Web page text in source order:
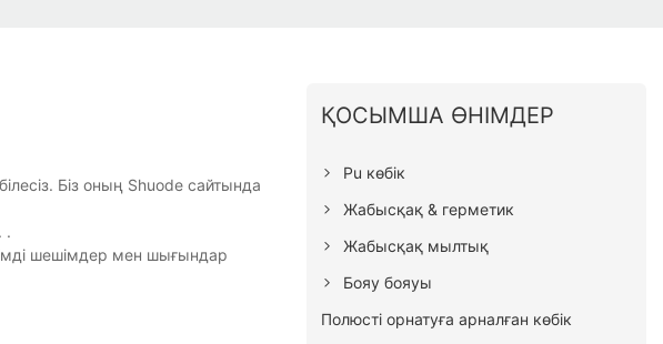
Біз оның Shuode сайтында
.
шешімдер мен шығындар
ҚОСЫМША ӨНІМДЕР
Pu көбік
Жабысқақ & герметик
Жабысқақ мылтық
Бояу бояуы
Полюсті орнатуға арналған көбік